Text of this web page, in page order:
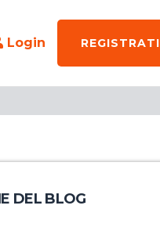
Login REGISTRATI
DEL BLOG